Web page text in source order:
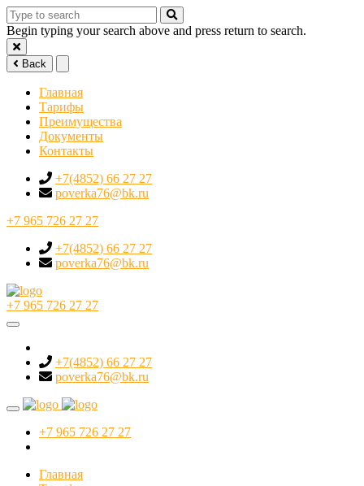
Begin typing your search above and press return to search.
Back
Главная
Тарифы
Преимущества
Документы
Контакты
+7(4852) 66 27 27
poverka76@bk.ru
+7 965 726 27 27
+7(4852) 66 27 27
poverka76@bk.ru
+7 965 726 27 27
+7(4852) 66 27 27
poverka76@bk.ru
+7 965 726 27 27
Главная